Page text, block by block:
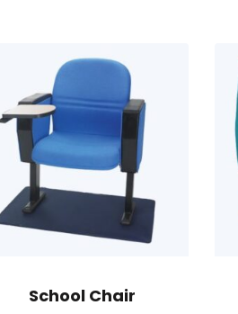
School Chair